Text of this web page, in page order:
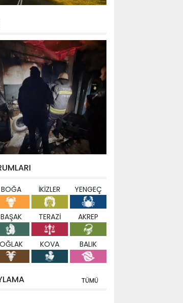
BOĞA İKİZLER YENGEÇ
BAŞAK TERAZİ AKREP
OĞLAK KOVA BALIK
TÜMÜ